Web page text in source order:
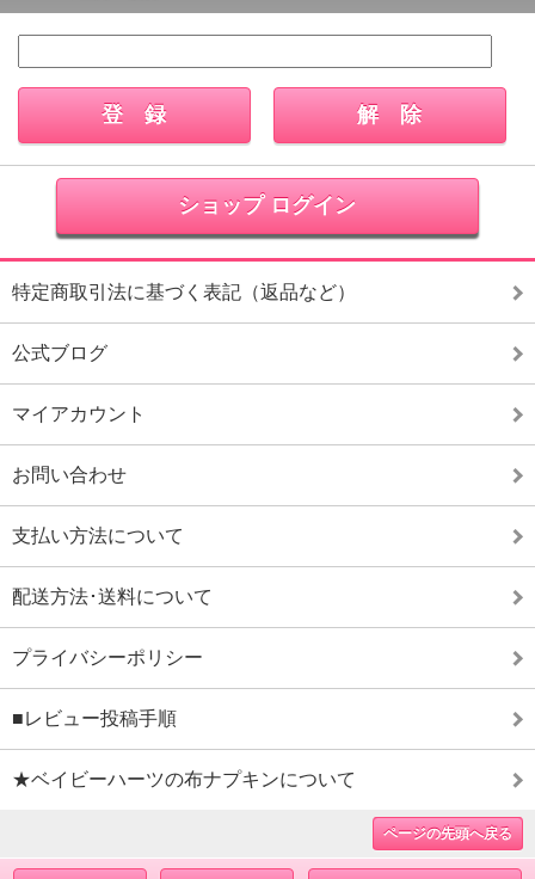
ショップ ログイン
特定商取引法に基づく表記（返品など）
公式ブログ
マイアカウント
お問い合わせ
支払い方法について
配送方法･送料について
プライバシーポリシー
■レビュー投稿手順
★ベイビーハーツの布ナプキンについて
ページの先頭へ戻る